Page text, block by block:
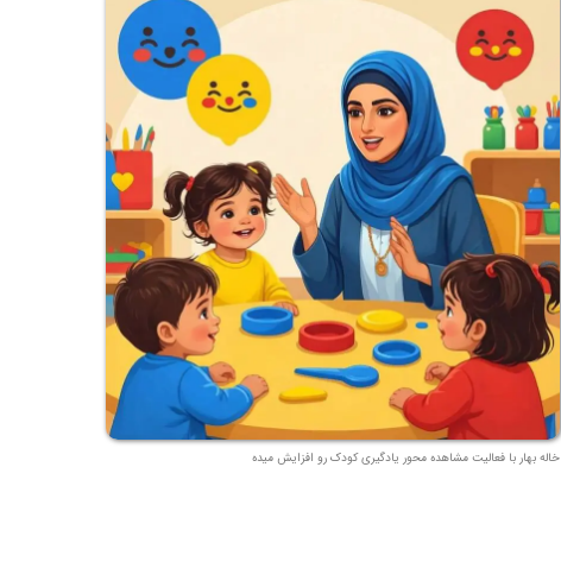
خاله بهار با فعالیت مشاهده محور یادگیری کودک رو افزایش میده